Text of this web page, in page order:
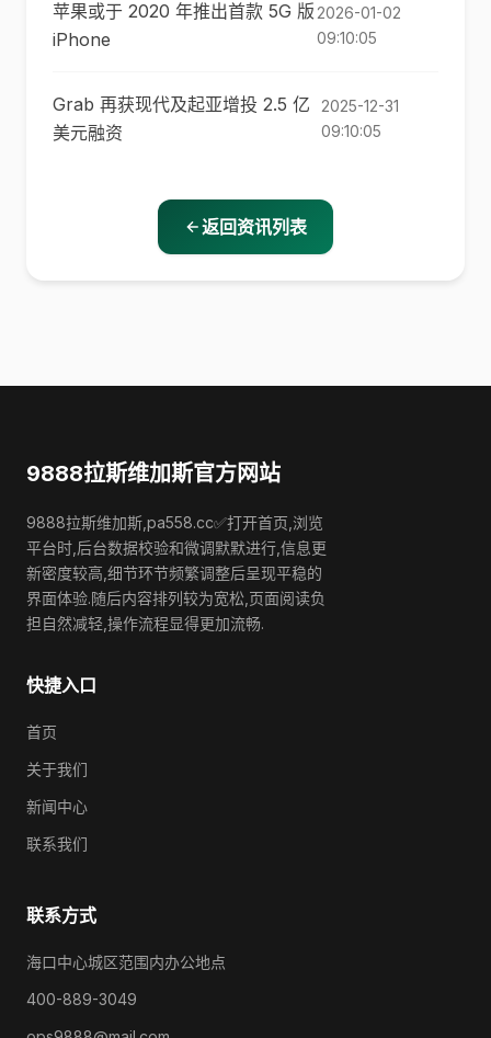
苹果或于 2020 年推出首款 5G 版
iPhone
2026-01-02
09:10:05
Grab 再获现代及起亚增投 2.5 亿
美元融资
2025-12-31
09:10:05
返回资讯列表
9888拉斯维加斯官方网站
9888拉斯维加斯,pa558.cc✅打开首页,浏览
平台时,后台数据校验和微调默默进行,信息更
新密度较高,细节环节频繁调整后呈现平稳的
界面体验.随后内容排列较为宽松,页面阅读负
担自然减轻,操作流程显得更加流畅.
快捷入口
首页
关于我们
新闻中心
联系我们
联系方式
海口中心城区范围内办公地点
400-889-3049